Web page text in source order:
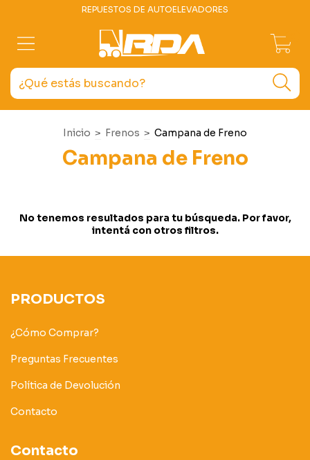
REPUESTOS DE AUTOELEVADORES
Inicio > Frenos > Campana de Freno
Campana de Freno
No tenemos resultados para tu búsqueda. Por favor,
intentá con otros filtros.
PRODUCTOS
¿Cómo Comprar?
Preguntas Frecuentes
Política de Devolución
Contacto
Contacto